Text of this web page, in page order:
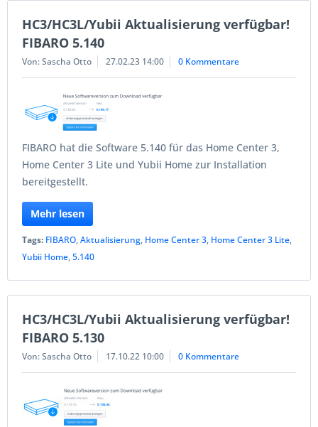
HC3/HC3L/Yubii Aktualisierung verfügbar!
FIBARO 5.140
Von: Sascha Otto 27.02.23 14:00 0 Kommentare
FIBARO hat die Software 5.140 für das Home Center 3,
Home Center 3 Lite und Yubii Home zur Installation
bereitgestellt.
Mehr lesen
Tags: FIBARO,Aktualisierung, Home Center 3, Home Center 3 Lite,
Yubii Home,5.140
HC3/HC3L/Yubii Aktualisierung verfügbar!
FIBARO 5.130
Von: Sascha Otto 17.10.22 10:00 0 Kommentare